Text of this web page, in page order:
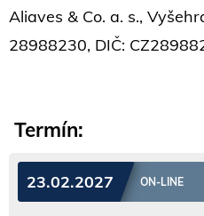
Aliaves & Co. a. s.,
28988230, DIČ:
Termín:
23.02.2027 ON-LINE